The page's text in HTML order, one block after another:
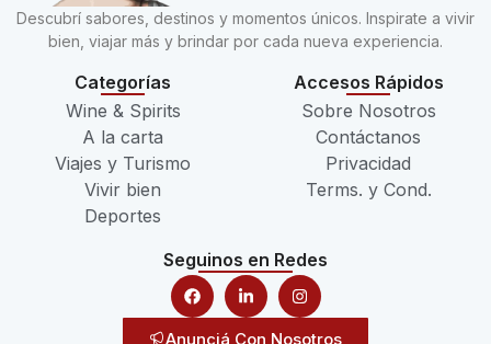
Descubrí sabores, destinos y momentos únicos. Inspirate a vivir
bien, viajar más y brindar por cada nueva experiencia.
Categorías
Wine & Spirits
A la carta
Viajes y Turismo
Vivir bien
Deportes
Accesos Rápidos
Sobre Nosotros
Contáctanos
Privacidad
Terms. y Cond.
Seguinos en Redes
Anunciá Con Nosotros